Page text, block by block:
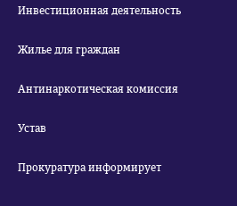
Инвестиционная деятельность
Жилье для граждан
Антинаркотическая комиссия
Устав
Прокуратура информирует